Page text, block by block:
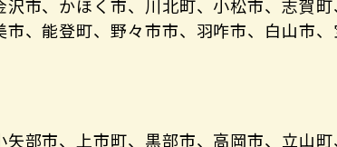
市、かほく市、川北町、小松市、志賀
、能登町、野々市市、羽咋市、白山市
部市、上市町、黒部市、高岡市、立山